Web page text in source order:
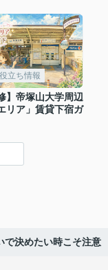
立ち情報
】帝塚山大学周辺
リア」賃貸下宿ガ
で決めたい時こそ注意